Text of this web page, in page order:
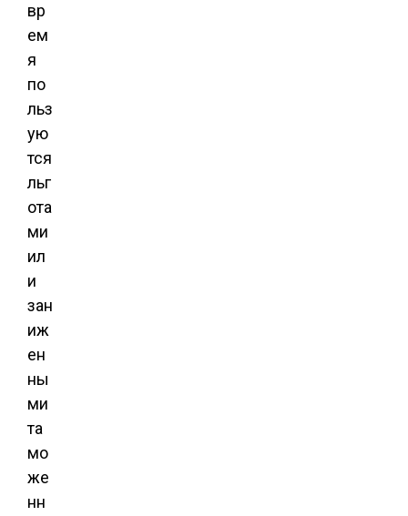
вр
ем
я
по
льз
ую
тся
льг
ота
ми
ил
и
зан
иж
ен
ны
ми
та
мо
же
нн